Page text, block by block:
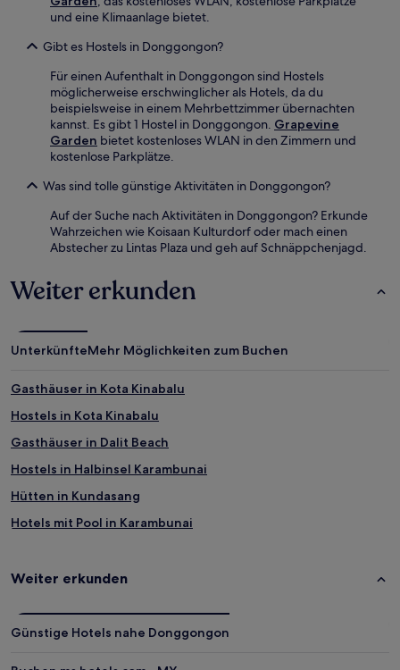
und eine Klimaanlage bietet.
Gibt es Hostels in Donggongon?
Für einen Aufenthalt in Donggongon sind Hostels
möglicherweise erschwinglicher als Hotels, da du
beispielsweise in einem Mehrbettzimmer übernachten
kannst. Es gibt 1 Hostel in Donggongon. Grapevine
Garden bietet kostenloses WLAN in den Zimmern und
kostenlose Parkplätze.
Was sind tolle günstige Aktivitäten in Donggongon?
Auf der Suche nach Aktivitäten in Donggongon? Erkunde
Wahrzeichen wie Koisaan Kulturdorf oder mach einen
Abstecher zu Lintas Plaza und geh auf Schnäppchenjagd.
Weiter erkunden
UnterkünfteMehr Möglichkeiten zum Buchen
Gasthäuser in Kota Kinabalu
Hostels in Kota Kinabalu
Gasthäuser in Dalit Beach
Hostels in Halbinsel Karambunai
Hütten in Kundasang
Hotels mit Pool in Karambunai
Günstige in Bandaran Berjaya
Günstige in Kundasang
Weiter erkunden
Günstige Hotels nahe Donggongon